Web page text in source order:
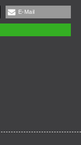
E-Mail